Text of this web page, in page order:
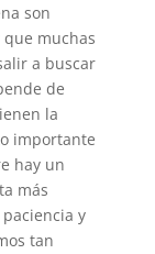
son
muchas
a buscar
de
la
importante
hay un
más
y
tan